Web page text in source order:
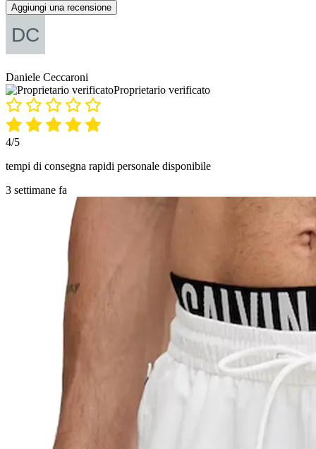
Aggiungi una recensione
Daniele Ceccaroni
Proprietario verificato
4/5
tempi di consegna rapidi personale disponibile
3 settimane fa